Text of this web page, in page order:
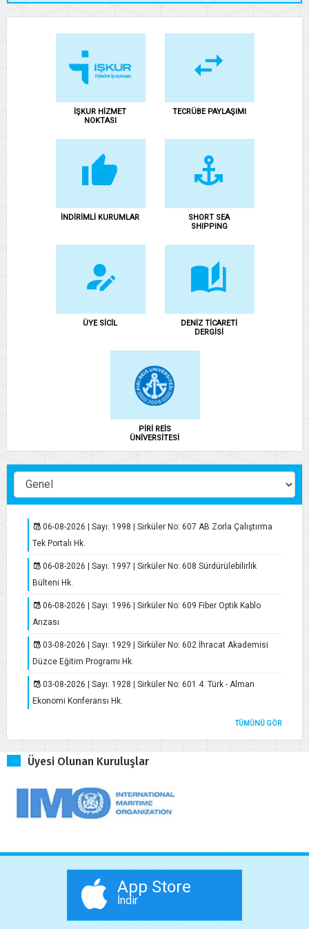
Uluslararası Fethiye Spor Festivali Dikkat Edilecek Hususlar Hk
Deniz Turizm Araçları İşletmeciliği Hk
FETHİYE GEMİADAMI SINAV MERKEZİ HİZMETE AÇILMIŞTIR
MUĞLA BÜYÜKŞEHİR BELEDİYESİ YENİ ATIK TOPLAMA SİSTEMİ
Şubemiz Organ Seçimleri vergi Mükellefiyetine İlişkin Duyuru
Denizcilik Sektörü Göstergeleri
Ege Adalarına Sefer Yapacak İlkel Yapılı Ahşap Gemiler
Temel Seviye Sıfır Atık Belgesi hk.
Ruhsat Yıllık Kullanım Ücret İadesi için başvuru yapılması
Uygulama Esasları Hakkında Tebliğ
2020 Ağustos ayı ve öncesine ait SGK yapılandırmaları
COVID-19 Misafir Bilgi Formu
MARINE TECH Tekne ve Ekipman Sergisi
MUĞLA İLİ HIFZISSIHHA MECLİSİ KURUL KARARI
İŞKUR HİZMET
NOKTASI
TECRÜBE PAYLAŞIMI
İNDİRİMLİ KURUMLAR
SHORT SEA
SHIPPING
ÜYE SİCİL
DENİZ TİCARETİ
DERGİSİ
PİRİ REİS
ÜNİVERSİTESİ
06-08-2026 | Sayı: 1998 | Sirküler No: 607 AB Zorla Çalıştırma
Tek Portalı Hk.
06-08-2026 | Sayı: 1997 | Sirküler No: 608 Sürdürülebilirlik
Bülteni Hk.
06-08-2026 | Sayı: 1996 | Sirküler No: 609 Fiber Optik Kablo
Arızası
03-08-2026 | Sayı: 1929 | Sirküler No: 602 İhracat Akademisi
Düzce Eğitim Programı Hk.
03-08-2026 | Sayı: 1928 | Sirküler No: 601 4. Türk - Alman
Ekonomi Konferansı Hk.
TÜMÜNÜ GÖR
Üyesi Olunan Kuruluşlar
App Store
İndir